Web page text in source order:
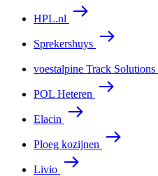
HPL.nl
Sprekershuys
voestalpine Track
POL Heteren
Elacin
Ploeg kozijnen
Livio